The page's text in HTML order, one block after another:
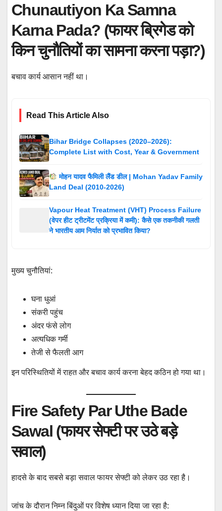
Chunautiyon Ka Samna
Karna Pada? (फायर ब्रिगेड को
किन चुनौतियों का सामना करना पड़ा?)
बचाव कार्य आसान नहीं था।
Read This Article Also
Bihar Bridge Collapses (2020–2026):
Complete List with Cost, Year & Government
मोहन यादव फैमिली लैंड डील | Mohan Yadav Family
Land Deal (2010-2026)
Vapour Heat Treatment (VHT) Process Failure
(वेपर हीट ट्रीटमेंट प्रक्रिया में कमी): कैसे एक तकनीकी गलती
ने भारतीय आम निर्यात को प्रभावित किया?
मुख्य चुनौतियां:
घना धुआं
संकरी पहुंच
अंदर फंसे लोग
अत्यधिक गर्मी
तेजी से फैलती आग
इन परिस्थितियों में राहत और बचाव कार्य करना बेहद कठिन हो गया था।
Fire Safety Par Uthe Bade
Sawal (फायर सेफ्टी पर उठे बड़े
सवाल)
हादसे के बाद सबसे बड़ा सवाल फायर सेफ्टी को लेकर उठ रहा है।
जांच के दौरान निम्न बिंदुओं पर विशेष ध्यान दिया जा रहा है: